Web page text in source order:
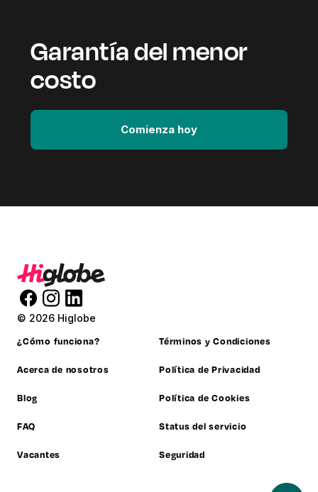
Garantía del menor
costo
Comienza hoy
© 2026 Higlobe
¿Cómo funciona?
Acerca de nosotros
Blog
FAQ
Vacantes
Términos y Condiciones
Política de Privacidad
Política de Cookies
Status del servicio
Seguridad